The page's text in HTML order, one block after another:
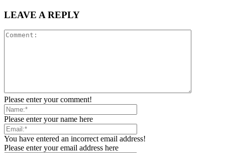
LEAVE A REPLY
Please enter your comment!
Please enter your name here
You have entered an incorrect email address!
Please enter your email address here